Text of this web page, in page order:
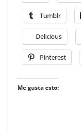
Tumblr
Delicious
Pinterest
Me gusta esto: